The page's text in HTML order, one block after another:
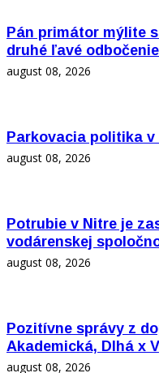
Pán primátor mýlite
druhé ľavé
august 08, 2026
Parkovacia politika v
august 08, 2026
Potrubie v Nitre je
vodárenskej
august 08, 2026
Pozitívne správy z
Akademická, Dlhá x
august 08, 2026